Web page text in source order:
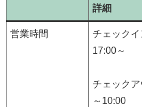
詳細
営業時間
チェックイ
17:00～
チェックア
～10:00